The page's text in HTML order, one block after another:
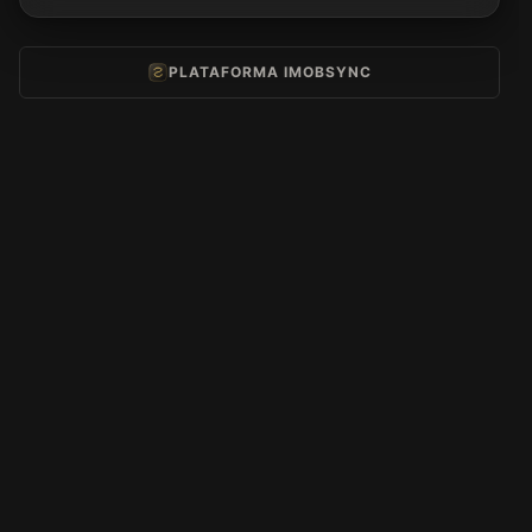
PLATAFORMA IMOBSYNC